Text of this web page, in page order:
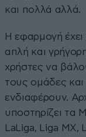
και πολλά αλλά.
Η εφαρμογή έχει
απλή και
χρήστες να
τους ομάδες
ενδιαφέρουν.
υποστηρίζει τα
LaLiga, Liga MX,